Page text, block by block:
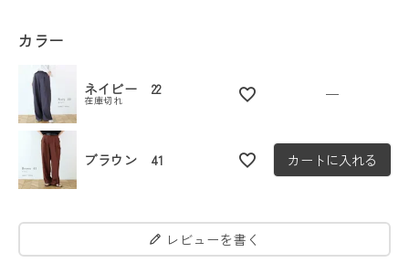
カラー
ネイビー 22
在庫切れ —
ブラウン 41 カートに入れる
レビューを書く